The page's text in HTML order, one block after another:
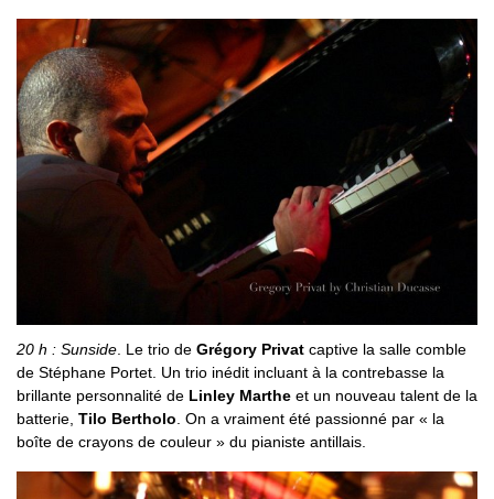
20 h : Sunside . Le trio de Grégory Privat captive la salle comble
de Stéphane Portet. Un trio inédit incluant à la contrebasse la
brillante personnalité de Linley Marthe et un nouveau talent de la
batterie, Tilo Bertholo . On a vraiment été passionné par « la
boîte de crayons de couleur » du pianiste antillais.